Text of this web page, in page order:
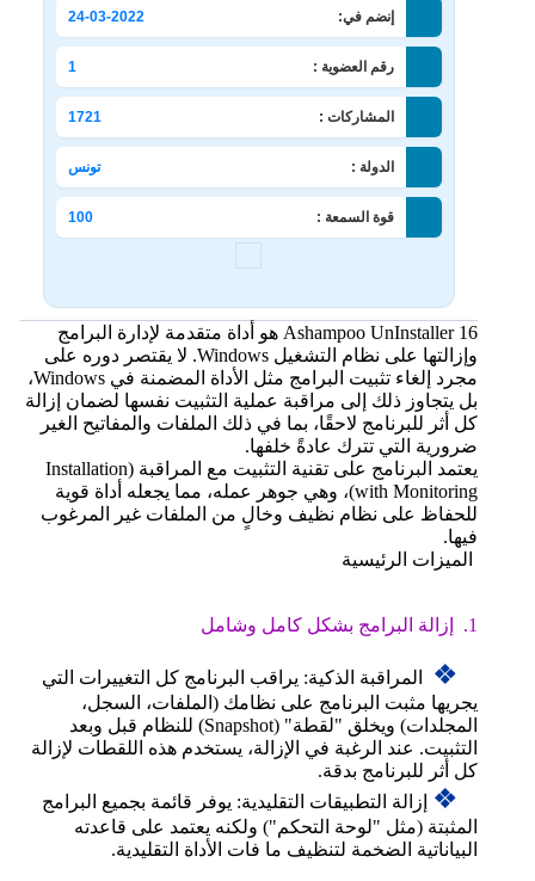
إنضم في: 24-03-2022
رقم العضوية : 1
المشاركات : 1721
الدولة : تونس
قوة السمعة : 100
Ashampoo UnInstaller 16 هو أداة متقدمة لإدارة البرامج
وإزالتها على نظام التشغيل Windows. لا يقتصر دوره على
مجرد إلغاء تثبيت البرامج مثل الأداة المضمنة في Windows،
بل يتجاوز ذلك إلى مراقبة عملية التثبيت نفسها لضمان إزالة
كل أثر للبرنامج لاحقًا، بما في ذلك الملفات والمفاتيح الغير
ضرورية التي تترك عادةً خلفها.
يعتمد البرنامج على تقنية التثبيت مع المراقبة (Installation
with Monitoring)، وهي جوهر عمله، مما يجعله أداة قوية
للحفاظ على نظام نظيف وخالٍ من الملفات غير المرغوب
فيها.
الميزات الرئيسية
1. إزالة البرامج بشكل كامل وشامل
❖
المراقبة الذكية: يراقب البرنامج كل التغييرات التي
يجريها مثبت البرنامج على نظامك (الملفات، السجل،
المجلدات) ويخلق "لقطة" (Snapshot) للنظام قبل وبعد
التثبيت. عند الرغبة في الإزالة، يستخدم هذه اللقطات لإزالة
كل أثر للبرنامج بدقة.
❖
إزالة التطبيقات التقليدية: يوفر قائمة بجميع البرامج
المثبتة (مثل "لوحة التحكم") ولكنه يعتمد على قاعدته
البياناتية الضخمة لتنظيف ما فات الأداة التقليدية.